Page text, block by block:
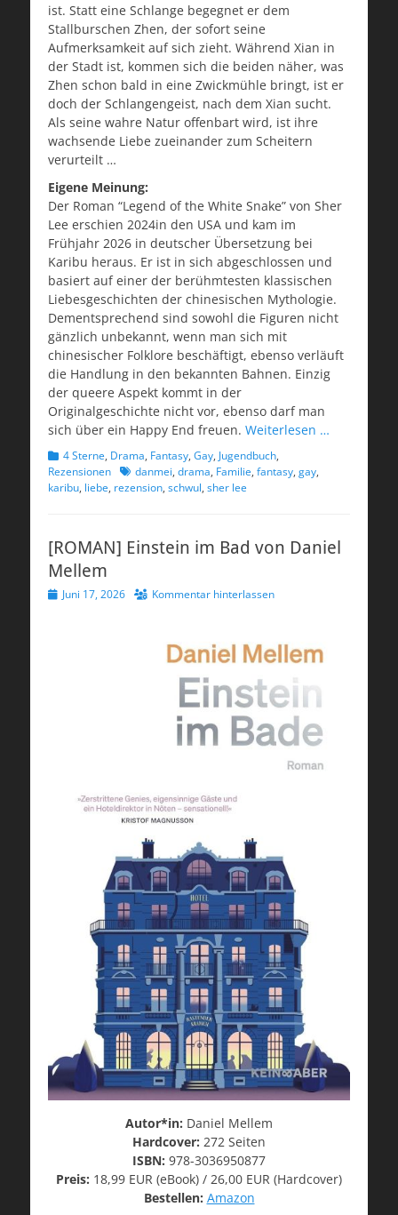
ist. Statt eine Schlange begegnet er dem
Stallburschen Zhen, der sofort seine
Aufmerksamkeit auf sich zieht. Während Xian in
der Stadt ist, kommen sich die beiden näher, was
Zhen schon bald in eine Zwickmühle bringt, ist er
doch der Schlangengeist, nach dem Xian sucht.
Als seine wahre Natur offenbart wird, ist ihre
wachsende Liebe zueinander zum Scheitern
verurteilt …
Eigene Meinung:
Der Roman “Legend of the White Snake” von Sher
Lee erschien 2024in den USA und kam im
Frühjahr 2026 in deutscher Übersetzung bei
Karibu heraus. Er ist in sich abgeschlossen und
basiert auf einer der berühmtesten klassischen
Liebesgeschichten der chinesischen Mythologie.
Dementsprechend sind sowohl die Figuren nicht
gänzlich unbekannt, wenn man sich mit
chinesischer Folklore beschäftigt, ebenso verläuft
die Handlung in den bekannten Bahnen. Einzig
der queere Aspekt kommt in der
Originalgeschichte nicht vor, ebenso darf man
sich über ein Happy End freuen. Weiterlesen …
Kategorien
4 Sterne, Drama, Fantasy, Gay, Jugendbuch,
Rezensionen Schlagworte
danmei, drama, Familie, fantasy, gay,
karibu, liebe, rezension, schwul, sher lee
[ROMAN] Einstein im Bad von Daniel
Mellem
Veröffentlicht
Juni 17, 2026 Kommentar hinterlassen
Autor*in: Daniel Mellem
Hardcover: 272 Seiten
ISBN: 978-3036950877
Preis: 18,99 EUR (eBook) / 26,00 EUR (Hardcover)
Bestellen: Amazon